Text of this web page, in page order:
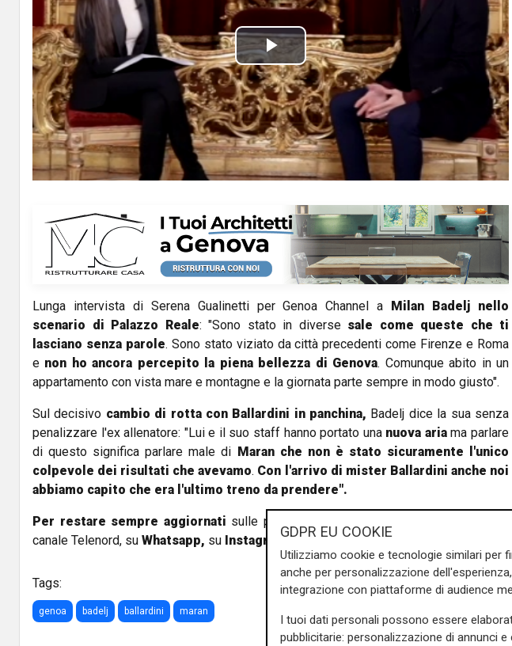
P
l
a
y
i
d
e
o
Lunga intervista di Serena Gualinetti per Genoa Channel a Milan Badelj nello
scenario di Palazzo Reale: "Sono stato in diverse sale come queste che ti
lasciano senza parole. Sono stato viziato da città precedenti come Firenze e Roma
e non ho ancora percepito la piena bellezza di Genova. Comunque abito in un
appartamento con vista mare e montagne e la giornata parte sempre in modo giusto".
Sul decisivo cambio di rotta con Ballardini in panchina, Badelj dice la sua senza
penalizzare l'ex allenatore: "Lui e il suo staff hanno portato unanuova ariama parlare
di questo significa parlare male di Maran che non è stato sicuramente l'unico
colpevole dei risultati che avevamo. Con l'arrivo di mister Ballardini anche noi
abbiamo capito che era l'ultimo treno da prendere".
Per restare sempre aggiornati sulle principali notizie sulla Liguria seguiteci sul
canale Telenord, su Whatsapp, su Instagram,suYoutubee suFacebook
Tags:
genoa badelj ballardini maran
GDPR EU COOKIE
Utilizziamo cookie e tecnologie similari per
anche per personalizzazione
integrazione con piattaforme di audience
I tuoi dati personali possono essere
pubblicitarie: personalizzazione di annunci